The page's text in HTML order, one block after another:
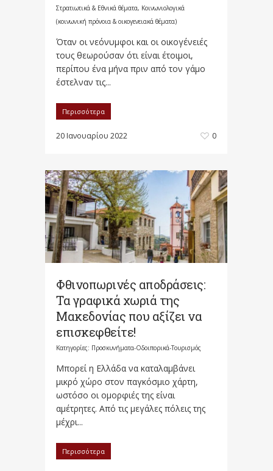
Στρατιωτικά & Εθνικά θέματα, Κοινωνιολογικά
(κοινωνική πρόνοια & οικογενειακά θέματα)
Όταν οι νεόνυμφοι και οι οικογένειές
τους θεωρούσαν ότι είναι έτοιμοι,
περίπου ένα μήνα πριν από τον γάμο
έστελναν τις...
Περισσότερα
20 Ιανουαρίου 2022 0
Φθινοπωρινές αποδράσεις:
Τα γραφικά χωριά της
Μακεδονίας που αξίζει να
επισκεφθείτε!
Κατηγορίες: Προσκυνήματα-Οδοιπορικά-Τουρισμός
Μπορεί η Ελλάδα να καταλαμβάνει
μικρό χώρο στον παγκόσμιο χάρτη,
ωστόσο οι ομορφιές της είναι
αμέτρητες. Από τις μεγάλες πόλεις της
μέχρι...
Περισσότερα